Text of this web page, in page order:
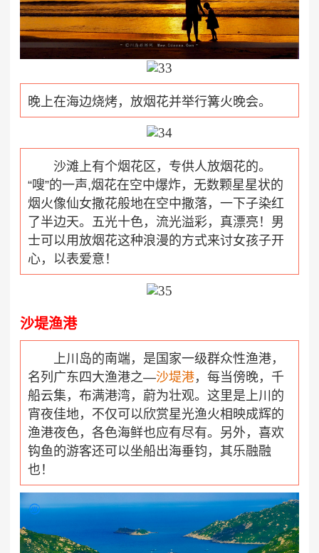
晚上在海边烧烤，放烟花并举行篝火晚会。
沙滩上有个烟花区，专供人放烟花的。
“嗖”的一声,烟花在空中爆炸，无数颗星星状的
烟火像仙女撒花般地在空中撒落，一下子染红
了半边天。五光十色，流光溢彩，真漂亮！男
士可以用放烟花这种浪漫的方式来讨女孩子开
心，以表爱意！
沙堤渔港
上川岛的南端，是国家一级群众性渔港，
名列广东四大渔港之—沙堤港，每当傍晚，千
船云集，布满港湾，蔚为壮观。这里是上川的
宵夜佳地，不仅可以欣赏星光渔火相映成辉的
渔港夜色，各色海鲜也应有尽有。另外，喜欢
钩鱼的游客还可以坐船出海垂钧，其乐融融
也！